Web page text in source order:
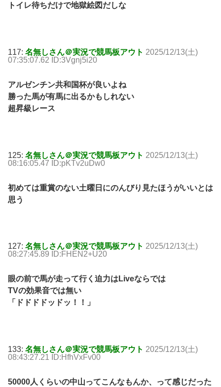
トイレ待ちだけで地獄絵図だしな
117: 名無しさん＠実況で競馬板アウト 2025/12/13(土)
07:35:07.62 ID:3Vgnj5i20
アルゼンチン共和国杯が良いよね
勝った馬が有馬に出るかもしれない
超昇級レース
125: 名無しさん＠実況で競馬板アウト 2025/12/13(土)
08:16:05.47 ID:pKTv2uDw0
初めては重賞のない土曜日にのんびり見たほうがいいとは
思う
127: 名無しさん＠実況で競馬板アウト 2025/12/13(土)
08:27:45.89 ID:FHEN2+U20
眼の前で馬が走って行く迫力はLiveならでは
TVの効果音では無い
「ドドドドッドッ！！」
133: 名無しさん＠実況で競馬板アウト 2025/12/13(土)
08:43:27.21 ID:HfhVxFv00
50000人くらいの中山ってこんなもんか、って感じだった